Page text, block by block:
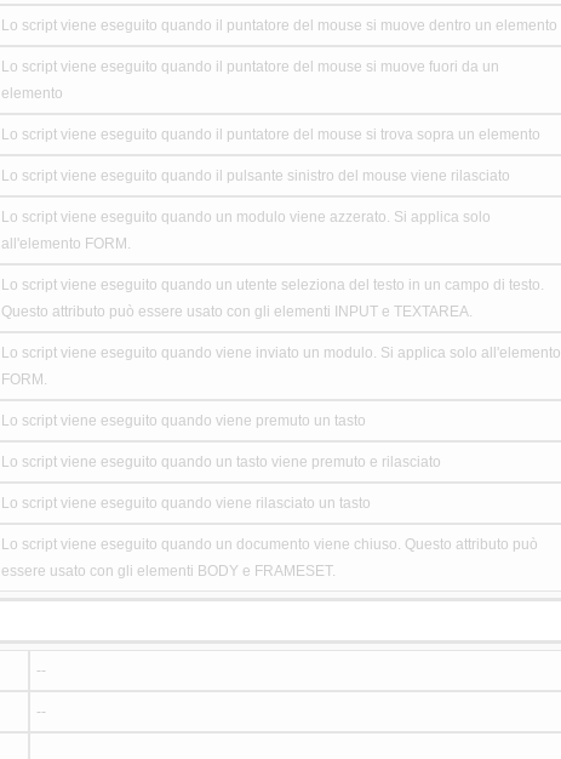
Lo script viene eseguito quando il puntatore del mouse si muove dentro un elemento
Lo script viene eseguito quando il puntatore del mouse si muove fuori da un
elemento
Lo script viene eseguito quando il puntatore del mouse si trova sopra un elemento
Lo script viene eseguito quando il pulsante sinistro del mouse viene rilasciato
Lo script viene eseguito quando un modulo viene azzerato. Si applica solo
all'elemento FORM.
Lo script viene eseguito quando un utente seleziona del testo in un campo di testo.
Questo attributo può essere usato con gli elementi INPUT e TEXTAREA.
Lo script viene eseguito quando viene inviato un modulo. Si applica solo all'elemento
FORM.
Lo script viene eseguito quando viene premuto un tasto
Lo script viene eseguito quando un tasto viene premuto e rilasciato
Lo script viene eseguito quando viene rilasciato un tasto
Lo script viene eseguito quando un documento viene chiuso. Questo attributo può
essere usato con gli elementi BODY e FRAMESET.
--
--